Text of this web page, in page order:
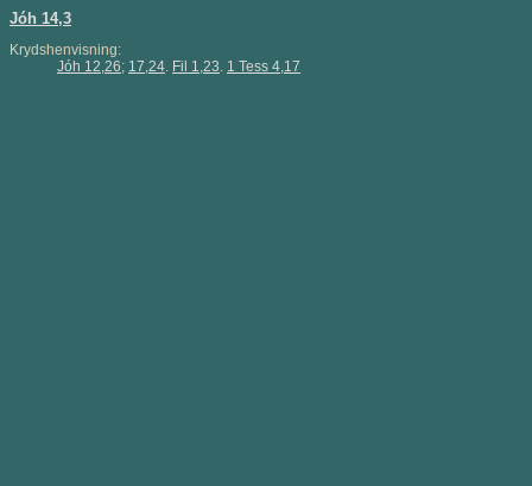
Jóh 14,3
Krydshenvisning:
Jóh 12,26; 17,24. Fil 1,23. 1 Tess 4,17